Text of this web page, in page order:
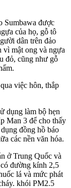
Sumbawa được
của họ, gỗ tô
dân trên đảo
mật ong và ngựa
đỏ, cũng như gỗ
việc hôn, thắp
dụng làm bộ hẹn
Man 3 để cho thấy
đồng hồ báo
các nền văn hóa.
ở Trung Quốc và
đường kính 2,5
lá và mức phát
khói PM2.5